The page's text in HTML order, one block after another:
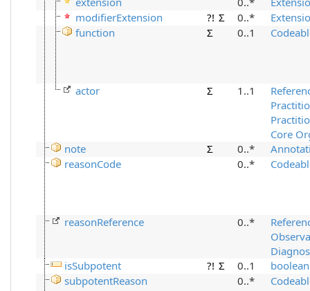
modifierExtension
?! Σ 0..*
function
Σ 0..1
actor Σ 1..1
Core
note
Σ 0..*
reasonCode
0..*
reasonReference 0..*
isSubpotent
?! Σ 0..1
boolean
subpotentReason
0..*